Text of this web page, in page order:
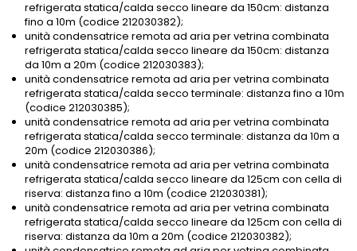
refrigerata statica/calda secco lineare da 150cm: distanza
fino a 10m (codice 212030382);
unità condensatrice remota ad aria per vetrina combinata
refrigerata statica/calda secco lineare da 150cm: distanza
da 10m a 20m (codice 212030383);
unità condensatrice remota ad aria per vetrina combinata
refrigerata statica/calda secco terminale: distanza fino a 10m
(codice 212030385);
unità condensatrice remota ad aria per vetrina combinata
refrigerata statica/calda secco terminale: distanza da 10m a
20m (codice 212030386);
unità condensatrice remota ad aria per vetrina combinata
refrigerata statica/calda secco lineare da 125cm con cella di
riserva: distanza fino a 10m (codice 212030381);
unità condensatrice remota ad aria per vetrina combinata
refrigerata statica/calda secco lineare da 125cm con cella di
riserva: distanza da 10m a 20m (codice 212030382);